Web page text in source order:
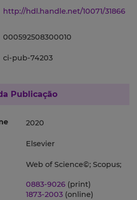
http://hdl.handle.net/10071/31866
000592508300010
ci-pub-74203
Publicação
2020
Elsevier
Web of Science©; Scopus;
0883-9026 (print)
1873-2003 (online)